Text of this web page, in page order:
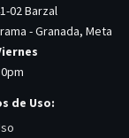
02 Barzal
- Granada, Meta
de Uso: